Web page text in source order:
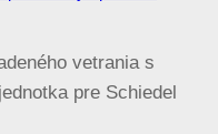
vetrania s
pre Schiedel